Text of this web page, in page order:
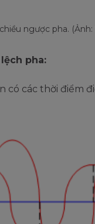
ngược pha.
pha:
có các thời điểm